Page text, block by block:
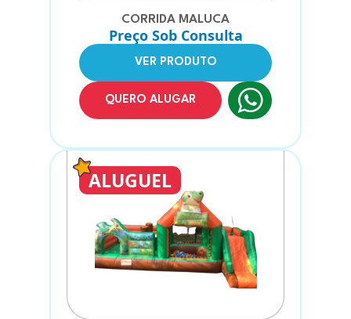
CORRIDA MALUCA
Preço Sob Consulta
VER PRODUTO
QUERO ALUGAR
ALUGUEL